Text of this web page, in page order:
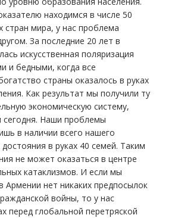
находимся в числе 50
стран мира, у нас проблема
За последние 20 лет в
искусственная поляризация
и бедными, когда все
страны оказалось в руках
Как результат мы получили ту
экономическую систему,
Наши проблемы
в наличии всего нашего
в руках 40 семей. Таким
не может оказаться в центре
катаклизмов. И если мы
Армении нет никаких предпосылок
войны, то у нас
перед глобальной перетряской